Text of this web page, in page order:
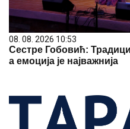
08. 08. 2026 10:53
Сестре Гобовић:
а емоција је најважнија